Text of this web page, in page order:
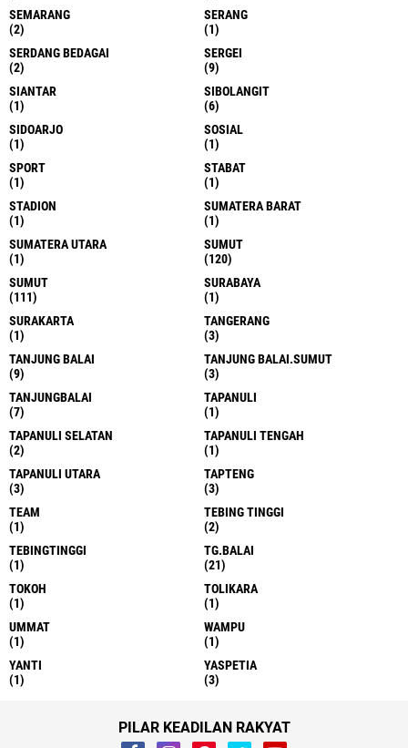
SEMARANG
(2)
SERANG
(1)
SERDANG BEDAGAI
(2)
SERGEI
(9)
SIANTAR
(1)
SIBOLANGIT
(6)
SIDOARJO
(1)
SOSIAL
(1)
SPORT
(1)
STABAT
(1)
STADION
(1)
SUMATERA BARAT
(1)
SUMATERA UTARA
(1)
SUMUT
(120)
SUMUT
(111)
SURABAYA
(1)
SURAKARTA
(1)
TANGERANG
(3)
TANJUNG BALAI
(9)
TANJUNG BALAI.SUMUT
(3)
TANJUNGBALAI
(7)
TAPANULI
(1)
TAPANULI SELATAN
(2)
TAPANULI TENGAH
(1)
TAPANULI UTARA
(3)
TAPTENG
(3)
TEAM
(1)
TEBING TINGGI
(2)
TEBINGTINGGI
(1)
TG.BALAI
(21)
TOKOH
(1)
TOLIKARA
(1)
UMMAT
(1)
WAMPU
(1)
YANTI
(1)
YASPETIA
(3)
PILAR KEADILAN RAKYAT